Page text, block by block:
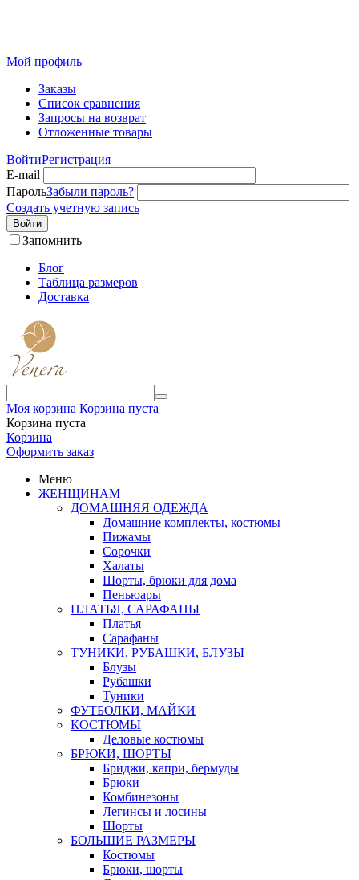
Мой профиль
Заказы
Список сравнения
Запросы на возврат
Отложенные товары
ВойтиРегистрация
E-mail
ПарольЗабыли пароль?
Создать учетную запись
Войти
Запомнить
Блог
Таблица размеров
Доставка
Моя корзина Корзина пуста
Корзина пуста
Корзина
Оформить заказ
Меню
ЖЕНЩИНАМ
ДОМАШНЯЯ ОДЕЖДА
Домашние комплекты, костюмы
Пижамы
Сорочки
Халаты
Шорты, брюки для дома
Пеньюары
ПЛАТЬЯ, САРАФАНЫ
Платья
Сарафаны
ТУНИКИ, РУБАШКИ, БЛУЗЫ
Блузы
Рубашки
Туники
ФУТБОЛКИ, МАЙКИ
КОСТЮМЫ
Деловые костюмы
БРЮКИ, ШОРТЫ
Бриджи, капри, бермуды
Брюки
Комбинезоны
Легинсы и лосины
Шорты
БОЛЬШИЕ РАЗМЕРЫ
Костюмы
Брюки, шорты